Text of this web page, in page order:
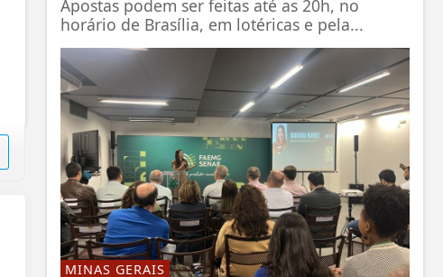
Apostas podem ser feitas até as 20h, no
horário de Brasília, em lotéricas e pela...
MINAS GERAIS